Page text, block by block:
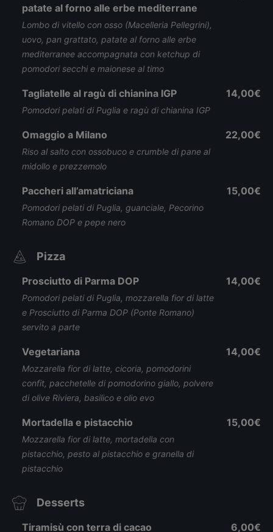
patate al forno alle erbe mediterrane
Lombo di vitello con osso (Macelleria Pellegrini),
uovo, pan grattato, patate al forno alle erbe
mediterranee accompagnata con ketchup di
pomodori secchi e maionese al timo
Tagliatelle al ragù di chianina IGP
Pomodori pelati di Puglia e ragù di chianina IGP
14,00€
Omaggio a Milano
Riso al salto con ossobuco e crumble di pane al
midollo e prezzemolo
22,00€
Paccheri all’amatriciana
Pomodori pelati di Puglia, guanciale, Pecorino
Romano DOP e pepe nero
15,00€
Pizza
Prosciutto di Parma DOP
Pomodori pelati di Puglia, mozzarella fior di latte
e Prosciutto di Parma DOP (Ponte Romano)
servito a parte
14,00€
Vegetariana
Mozzarella fior di latte, cicoria, pomodorini
confit, pacchetelle di pomodorino giallo, polvere
di olive Riviera, basilico e olio evo
14,00€
Mortadella e pistacchio
Mozzarella fior di latte, mortadella con
pistacchio, pesto al pistacchio e granella di
pistacchio
15,00€
Desserts
Tiramisù con terra di cacao 6,00€